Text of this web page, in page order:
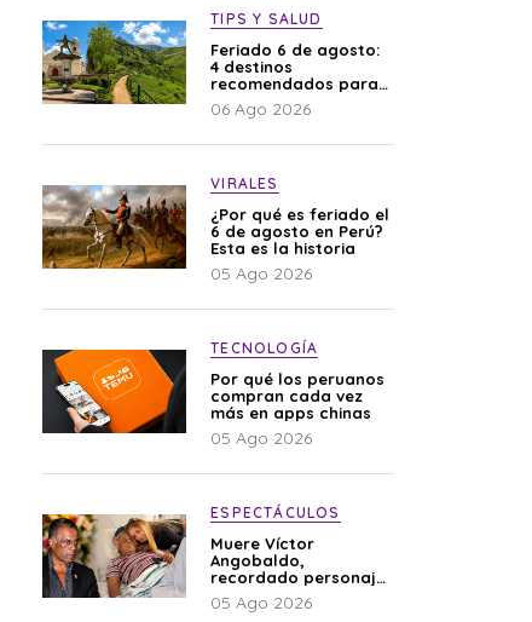
TIPS Y SALUD
Feriado 6 de agosto:
4 destinos
recomendados para
disfrutar el descanso
06 Ago 2026
VIRALES
¿Por qué es feriado el
6 de agosto en Perú?
Esta es la historia
05 Ago 2026
TECNOLOGÍA
Por qué los peruanos
compran cada vez
más en apps chinas
05 Ago 2026
ESPECTÁCULOS
Muere Víctor
Angobaldo,
recordado personaje
de la farándula y
expareja de Shirley
05 Ago 2026